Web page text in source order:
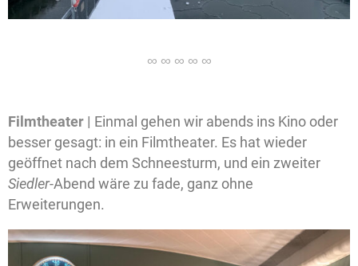
Filmtheater | Einmal gehen wir abends ins Kino oder
besser gesagt: in ein Filmtheater. Es hat wieder
geöffnet nach dem Schneesturm, und ein zweiter
Siedler-Abend wäre zu fade, ganz ohne
Erweiterungen.